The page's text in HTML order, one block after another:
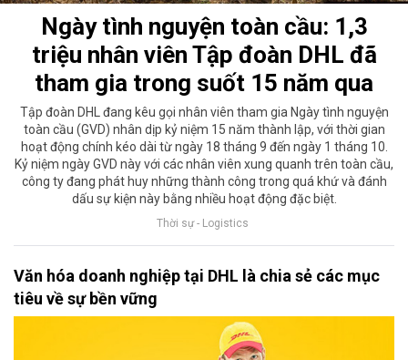
Ngày tình nguyện toàn cầu: 1,3
triệu nhân viên Tập đoàn DHL đã
tham gia trong suốt 15 năm qua
Tập đoàn DHL đang kêu gọi nhân viên tham gia Ngày tình nguyện
toàn cầu (GVD) nhân dịp kỷ niệm 15 năm thành lập, với thời gian
hoạt động chính kéo dài từ ngày 18 tháng 9 đến ngày 1 tháng 10.
Kỷ niệm ngày GVD này với các nhân viên xung quanh trên toàn cầu,
công ty đang phát huy những thành công trong quá khứ và đánh
dấu sự kiện này bằng nhiều hoạt động đặc biệt.
Thời sự - Logistics
Văn hóa doanh nghiệp tại DHL là chia sẻ các mục
tiêu về sự bền vững